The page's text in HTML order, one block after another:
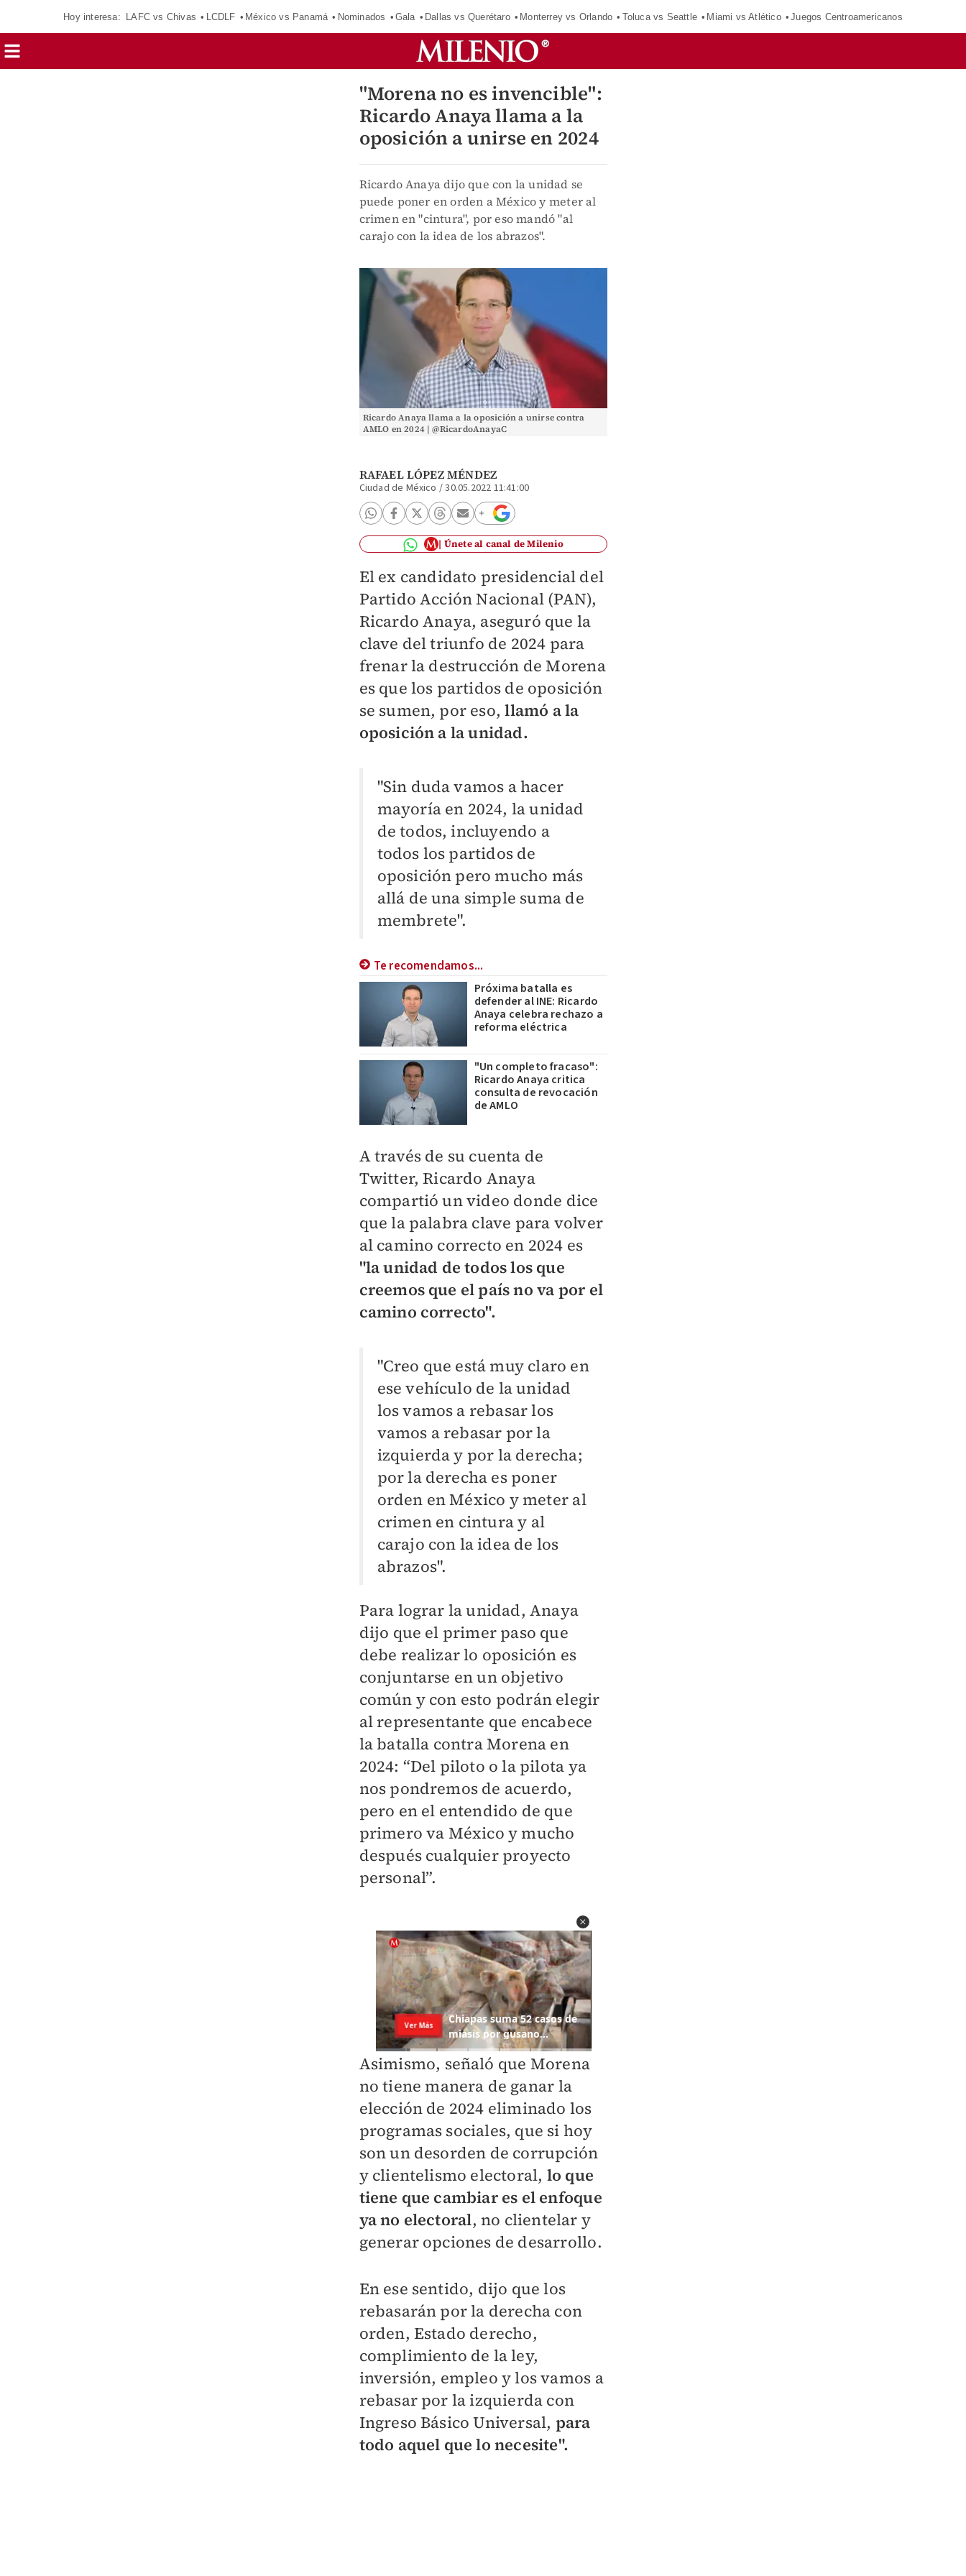
Hoy interesa: LAFC vs Chivas LCDLF México vs Panamá Nominados Gala Dallas vs Querétaro Monterrey vs Orlando Toluca vs Seattle Miami vs Atlético Juegos Centroamericanos
"Morena no es invencible":
Ricardo Anaya llama a la
oposición a unirse en 2024
Ricardo Anaya dijo que con la unidad se
puede poner en orden a México y meter al
crimen en "cintura", por eso mandó "al
carajo con la idea de los abrazos".
Ricardo Anaya llama a la oposición a unirse contra
AMLO en 2024 | @RicardoAnayaC
RAFAEL LÓPEZ MÉNDEZ
Ciudad de México /30.05.2022 11:41:00
Únete al canal de Milenio
El ex candidato presidencial del
Partido Acción Nacional (PAN),
Ricardo Anaya, aseguró que la
clave del triunfo de 2024 para
frenar la destrucción de Morena
es que los partidos de oposición
se sumen, por eso,llamó a la
oposición a la unidad.
"Sin duda vamos a hacer
mayoría en 2024, la unidad
de todos, incluyendo a
todos los partidos de
oposición pero mucho más
allá de una simple suma de
membrete".
Te recomendamos...
Próxima batalla es
defender al INE: Ricardo
Anaya celebra rechazo a
reforma eléctrica
"Un completo fracaso":
Ricardo Anaya critica
consulta de revocación
de AMLO
A través de su cuenta de
Twitter, Ricardo Anaya
compartió un video donde dice
que la palabra clave para volver
al camino correcto en 2024 es
"la unidad de todos los que
creemos que el país no va por el
camino correcto".
"Creo que está muy claro en
ese vehículo de la unidad
los vamos a rebasar los
vamos a rebasar por la
izquierda y por la derecha;
por la derecha es poner
orden en México y meter al
crimen en cintura y al
carajo con la idea de los
abrazos".
Para lograr la unidad, Anaya
dijo que el primer paso que
debe realizar lo oposición es
conjuntarse en un objetivo
común y con esto podrán elegir
al representante que encabece
la batalla contra Morena en
2024: “Del piloto o la pilota ya
nos pondremos de acuerdo,
pero en el entendido de que
primero va México y mucho
después cualquier proyecto
personal”.
Asimismo, señaló que Morena
no tiene manera de ganar la
elección de 2024 eliminado los
programas sociales, que si hoy
son un desorden de corrupción
y clientelismo electoral, lo que
tiene que cambiar es el enfoque
ya no electoral, no clientelar y
generar opciones de desarrollo.
En ese sentido, dijo que los
rebasarán por la derecha con
orden, Estado derecho,
complimiento de la ley,
inversión, empleo y los vamos a
rebasar por la izquierda con
Ingreso Básico Universal, para
todo aquel que lo necesite".